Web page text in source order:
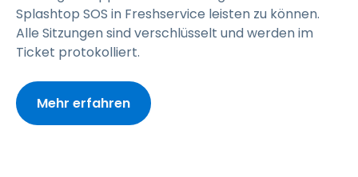
Splashtop SOS in Freshservice leisten zu können.
Alle Sitzungen sind verschlüsselt und werden im
Ticket protokolliert.
Mehr erfahren